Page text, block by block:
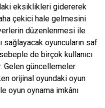
eksiklikleri gidererek
çekici hale gelmesini
düzenlenmesi ile
sağlayacak oyuncuların saf
de birçok kullanıcı
Gelen güncellemeler
orijinal oyundaki oyun
oyun oynama imkânı